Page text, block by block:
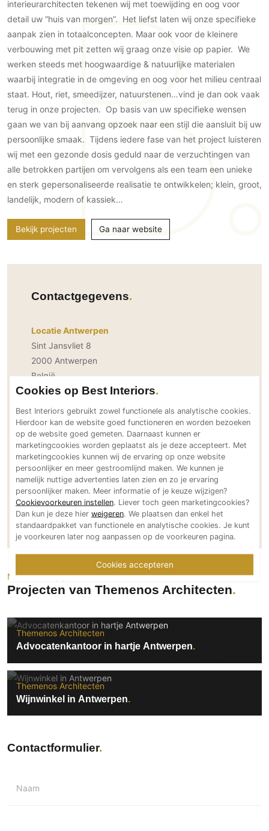
Keukenkranen
Ramen en deuren
Binnendeuren
Aluminium deuren
Houten deuren
Stalen deuren
Systeemwanden
Deurbeslag
Raambeslag
Meubelbeslag
Vloer
Beton Ciré vloeren
Gietvloeren
Natuursteen en keramiek vloeren
Vloerkleden
Beton Ciré
Behang / Wandtextiel
Natuursteen en keramiek
Leer
Schilderwerk
Stucwerk
Spuitwerk
Thuisbioscoop
Mirror TV
Fitnessapparatuur
Overig
Aannemers Interieur
Gevelbekleding
Gevelstenen
Houten gevelbekleding
Stucwerk
Zonwering
Zonwering buiten
Horeca
Kantoor
interieurarchitecten tekenen wij met toewijding en oog voor
detail uw “huis van morgen”. Het liefst laten wij onze specifieke
aanpak zien in totaalconcepten. Maar ook voor de kleinere
verbouwing met pit zetten wij graag onze visie op papier. We
werken steeds met hoogwaardige & natuurlijke materialen
waarbij integratie in de omgeving en oog voor het milieu centraal
staat. Hout, riet, smeedijzer, natuurstenen…vind je dan ook vaak
terug in onze projecten. Op basis van uw specifieke wensen
gaan we van bij aanvang opzoek naar een stijl die aansluit bij uw
persoonlijke smaak. Tijdens iedere fase van het project luisteren
wij met een gezonde dosis geduld naar de verzuchtingen van
alle betrokken partijen om vervolgens als een team een unieke
en sterk gepersonaliseerde realisatie te ontwikkelen; klein, groot,
landelijk, modern of kassiek…
Bekijk projecten Ga naar website
Contactgegevens
Locatie Antwerpen
Sint Jansvliet 8
2000 Antwerpen
België
Bereikbaar via
info@themenos.be
www.themenos.be
+32 (0)3 2484993
Social Media
Neem direct contact op
Neem een kijkje
Projecten van Themenos Architecten
Themenos Architecten
Advocatenkantoor in hartje Antwerpen
Themenos Architecten
Wijnwinkel in Antwerpen
Contactformulier
Naam
Cookies op Best Interiors
Best Interiors gebruikt zowel functionele als analytische cookies.
Hierdoor kan de website goed functioneren en worden bezoeken
op de website goed gemeten. Daarnaast kunnen er
marketingcookies worden geplaatst als je deze accepteert. Met
marketingcookies kunnen wij de ervaring op onze website
persoonlijker en meer gestroomlijnd maken. We kunnen je
namelijk nuttige advertenties laten zien en zo je ervaring
persoonlijker maken. Meer informatie of je keuze wijzigen?
Cookievoorkeuren instellen. Liever toch geen marketingcookies?
Dan kun je deze hier weigeren. We plaatsen dan enkel het
standaardpakket van functionele en analytische cookies. Je kunt
je voorkeuren later nog aanpassen op de voorkeuren pagina.
Cookies accepteren